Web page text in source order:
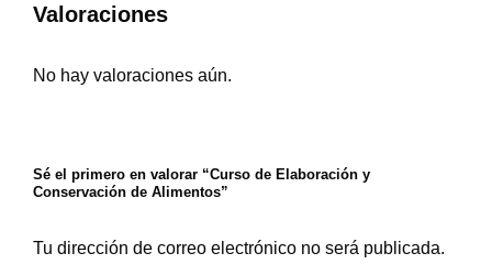
Valoraciones
No hay valoraciones aún.
Sé el primero en valorar “Curso de Elaboración y
Conservación de Alimentos”
Tu dirección de correo electrónico no será publicada.